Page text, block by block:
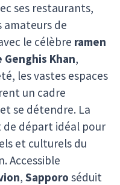
ses restaurants,
amateurs de
le célèbre ramen
Genghis Khan,
les vastes espaces
un cadre
se détendre. La
départ idéal pour
et culturels du
Accessible
, Sapporo séduit